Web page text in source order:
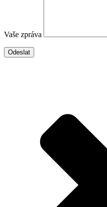
Vaše zpráva